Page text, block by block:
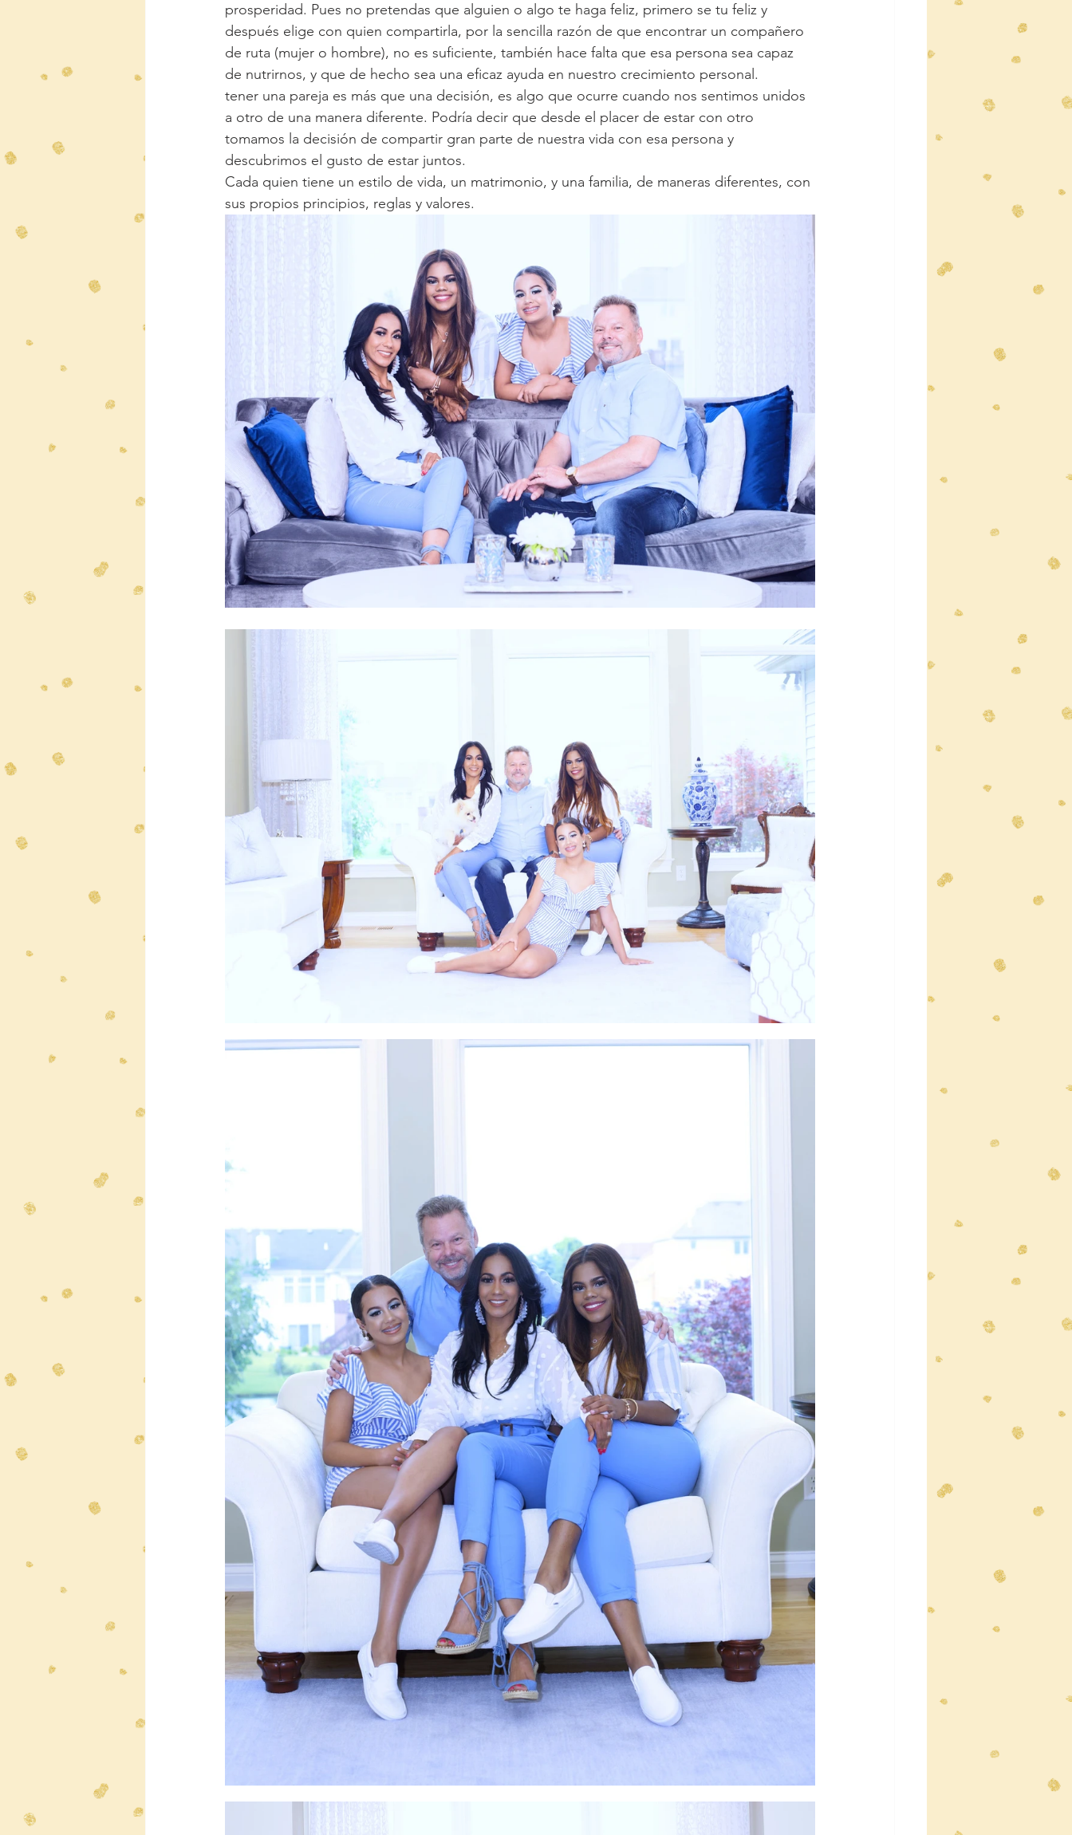
prosperidad. Pues no pretendas que alguien o algo te haga feliz, primero se tu feliz y
después elige con quien compartirla, por la sencilla razón de que encontrar un compañero
de ruta (mujer o hombre), no es suficiente, también hace falta que esa persona sea capaz
de nutrirnos, y que de hecho sea una eficaz ayuda en nuestro crecimiento personal.
tener una pareja es más que una decisión, es algo que ocurre cuando nos sentimos unidos
a otro de una manera diferente. Podría decir que desde el placer de estar con otro
tomamos la decisión de compartir gran parte de nuestra vida con esa persona y
descubrimos el gusto de estar juntos.
Cada quien tiene un estilo de vida, un matrimonio, y una familia, de maneras diferentes, con
sus propios principios, reglas y valores.